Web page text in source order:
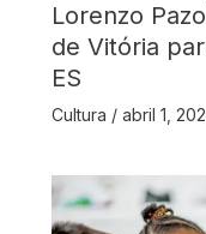
Lorenzo
de Vitória
ES
Cultura / abril 1,